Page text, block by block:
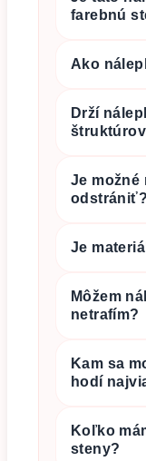
farebnú
Ako
Drží
Je možné
odstrániť?
Je
Môžem
netrafím?
Kam sa
hodí
Koľko
steny?